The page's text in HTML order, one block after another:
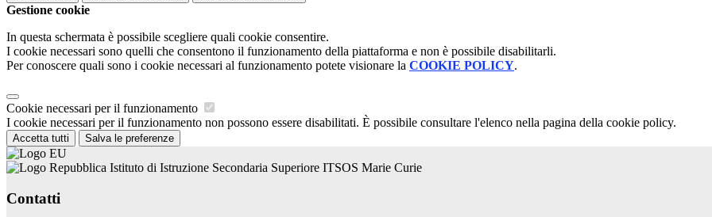
Gestione cookie
In questa schermata è possibile scegliere quali cookie consentire.
I cookie necessari sono quelli che consentono il funzionamento della piattaforma e non è possibile disabilitarli.
Per conoscere quali sono i cookie necessari al funzionamento potete visionare la COOKIE POLICY.
Cookie necessari per il funzionamento
I cookie necessari per il funzionamento non possono essere disabilitati. È possibile consultare l'elenco nella pagina della cookie policy.
Accetta tutti Salva le preferenze
Istituto di Istruzione Secondaria Superiore ITSOS Marie Curie
Contatti